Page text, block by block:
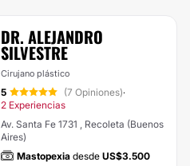
DR. ALEJANDRO
SILVESTRE
Cirujano plástico
5 (7 Opiniones)·
2 Experiencias
Av. Santa Fe 1731 , Recoleta (Buenos
Aires)
Mastopexia desde US$3.500